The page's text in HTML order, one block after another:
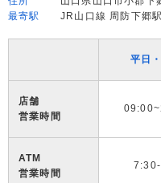
最寄駅
JR山口線 周防下郷駅
平日
店舗
営業時間
ATM
営業時間